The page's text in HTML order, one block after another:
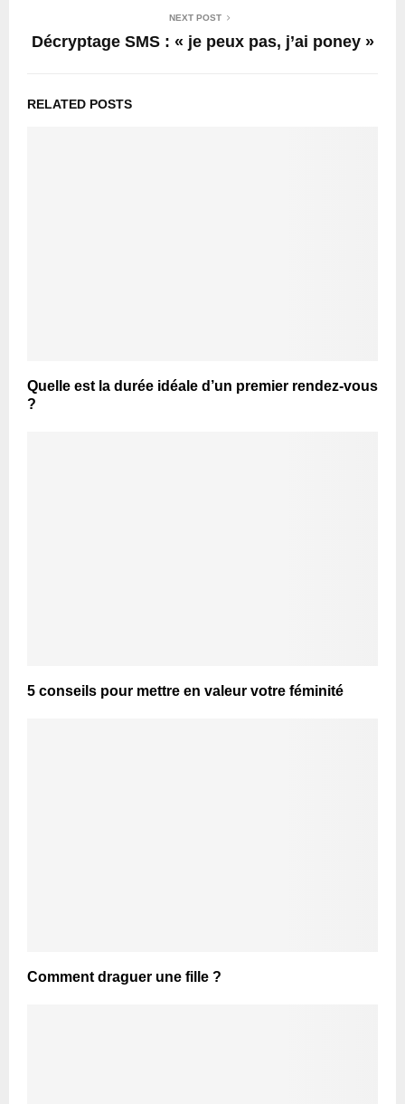
NEXT POST
Décryptage SMS : « je peux pas, j’ai poney »
RELATED POSTS
Quelle est la durée idéale d’un premier rendez-vous
?
5 conseils pour mettre en valeur votre féminité
Comment draguer une fille ?